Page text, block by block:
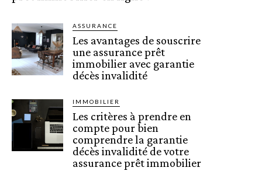
ASSURANCE
Les avantages de souscrire
une assurance prêt
immobilier avec garantie
décès invalidité
IMMOBILIER
Les critères à prendre en
compte pour bien
comprendre la garantie
décès invalidité de votre
assurance prêt immobilier